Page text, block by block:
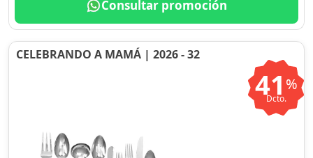
Consultar promoción
CELEBRANDO A MAMÁ | 2026 - 32
41 %
Dcto.